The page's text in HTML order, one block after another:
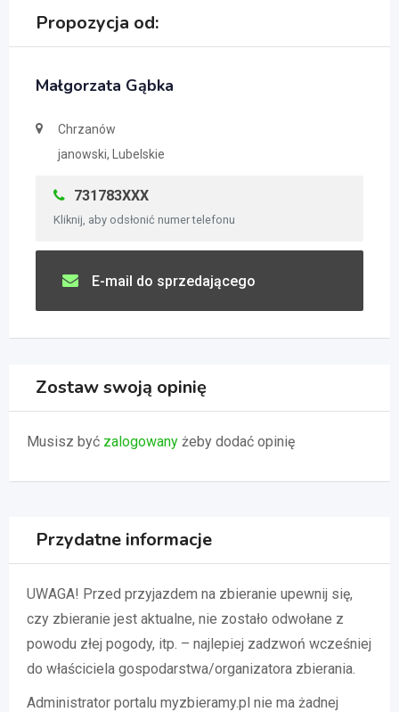
Propozycja od:
Małgorzata Gąbka
Chrzanów
janowski, Lubelskie
731783XXX
Kliknij, aby odsłonić numer telefonu
E-mail do sprzedającego
Zostaw swoją opinię
Musisz być zalogowany żeby dodać opinię
Przydatne informacje
UWAGA! Przed przyjazdem na zbieranie upewnij się,
czy zbieranie jest aktualne, nie zostało odwołane z
powodu złej pogody, itp. – najlepiej zadzwoń wcześniej
do właściciela gospodarstwa/organizatora zbierania.
Administrator portalu myzbieramy.pl nie ma żadnej